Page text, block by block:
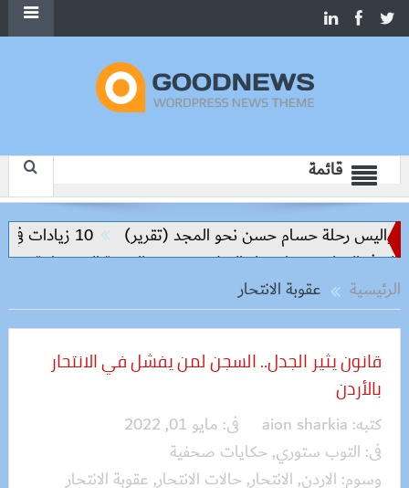
قائمة
رحلة حسام حسن نحو المجد (تقرير)
10 زيادات في 10 سنوات.. هل حان الوقت لرفع دعم البنزين نهائيا؟
التعليم مفتاح بناء السلام وتحقيق التنمية المستدامة
الرئيسية
عقوبة الانتحار
قانون يثير الجدل.. السجن لمن يفشل في الانتحار
بالأردن
كتبه: aion sharkia فى: مايو 01, 2022
فى: التوب ستوري, حكايات صحفية
وسوم: الاردن, الانتحار, حالات الانتحار, عقوبة الانتحار